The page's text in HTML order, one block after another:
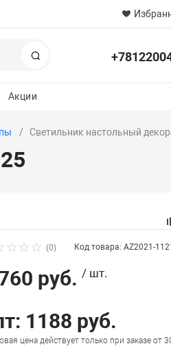
Акции
Светильник настольный
(0) Код товара: AZ2021-
руб. / шт.
1188 руб.
цена действует только при заказе от